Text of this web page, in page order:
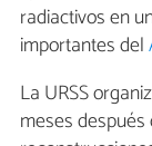
radiactivos en
importantes del
La URSS
meses